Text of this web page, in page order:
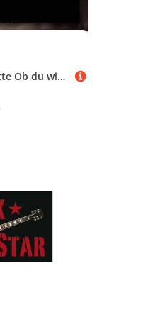
Close Up FuÃŸmatte Ob du wirklich richtig stehst. ca. 60x 40cm GroÃŸ